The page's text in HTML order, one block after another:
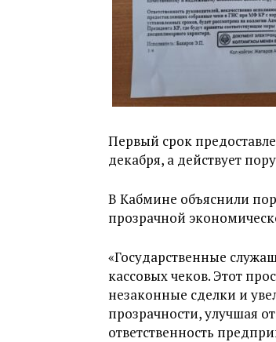
Первый срок
декабря, а действует
В Кабмине объяснили
прозрачной
«Государственные
кассовых чеков. Этот
незаконные сделки и
прозрачности, улучшая
ответственность